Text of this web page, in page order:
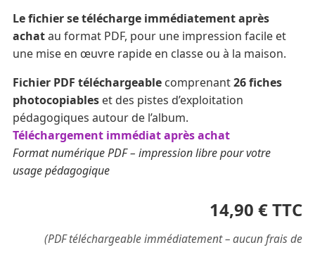
Le fichier se télécharge immédiatement après
achatau format PDF, pour une impression facile et
une mise en œuvre rapide en classe ou à la maison.
Fichier PDF téléchargeablecomprenant26 fiches
photocopiableset des pistes d’exploitation
pédagogiques autour de l’album.
Téléchargement immédiat après achat
Format numérique PDF – impression libre pour votre
usage pédagogique
14,90 € TTC
(PDF téléchargeable immédiatement – aucun frais de